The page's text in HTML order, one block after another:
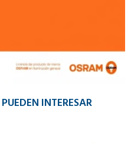
INTERESAR